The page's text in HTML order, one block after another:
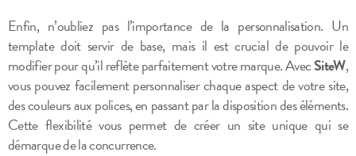
Enfin, n’oubliez pas l’importance de la personnalisation. Un
template doit servir de base, mais il est crucial de pouvoir le
modifier pour qu’il reflète parfaitement votre marque. AvecSiteW,
vous pouvez facilement personnaliser chaque aspect de votre site,
des couleurs aux polices, en passant par la disposition des éléments.
Cette flexibilité vous permet de créer un site unique qui se
démarque de la concurrence.